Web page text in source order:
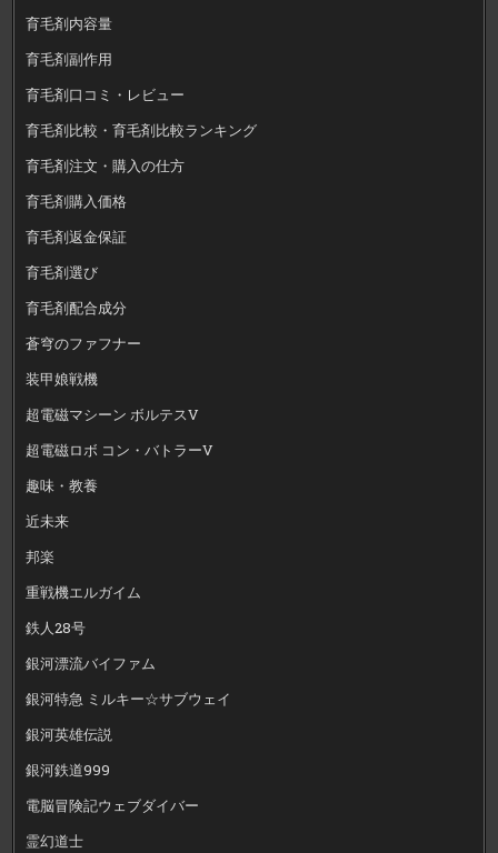
育毛剤内容量
育毛剤副作用
育毛剤口コミ・レビュー
育毛剤比較・育毛剤比較ランキング
育毛剤注文・購入の仕方
育毛剤購入価格
育毛剤返金保証
育毛剤選び
育毛剤配合成分
蒼穹のファフナー
装甲娘戦機
超電磁マシーン ボルテスV
超電磁ロボ コン・バトラーV
趣味・教養
近未来
邦楽
重戦機エルガイム
鉄人28号
銀河漂流バイファム
銀河特急 ミルキー☆サブウェイ
銀河英雄伝説
銀河鉄道999
電脳冒険記ウェブダイバー
霊幻道士